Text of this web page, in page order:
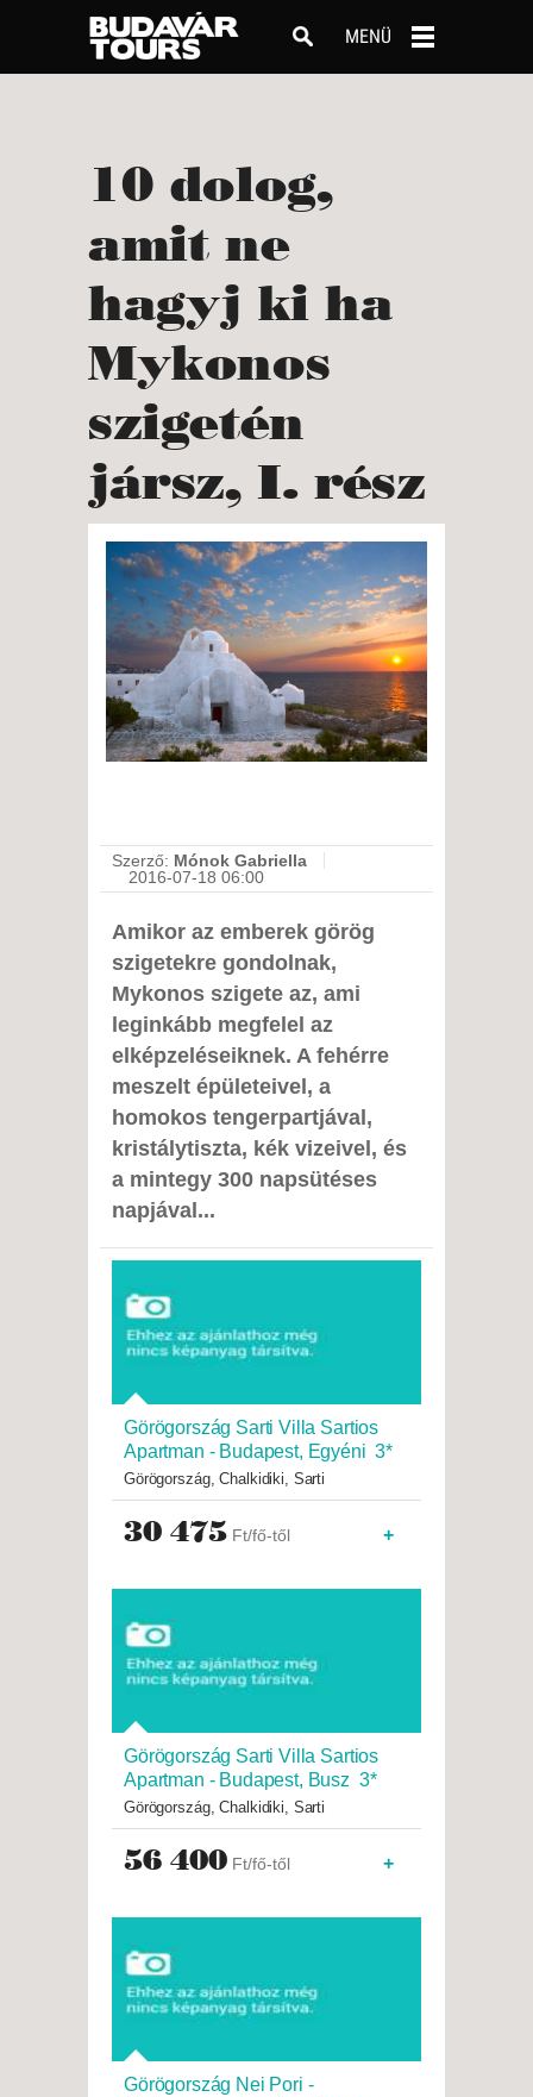
MENÜ
10 dolog,
amit ne
hagyj ki ha
Mykonos
szigetén
jársz, I. rész
Szerző: Mónok Gabriella
2016-07-18 06:00
Amikor az emberek görög
szigetekre gondolnak,
Mykonos szigete az, ami
leginkább megfelel az
elképzeléseiknek. A fehérre
meszelt épületeivel, a
homokos tengerpartjával,
kristálytiszta, kék vizeivel, és
a mintegy 300 napsütéses
napjával...
Görögország Sarti Villa Sartios
Apartman - Budapest, Egyéni 3*
Görögország, Chalkidiki, Sarti
30 475 Ft/fő-től +
Görögország Sarti Villa Sartios
Apartman - Budapest, Busz 3*
Görögország, Chalkidiki, Sarti
56 400 Ft/fő-től +
Görögország Nei Pori -